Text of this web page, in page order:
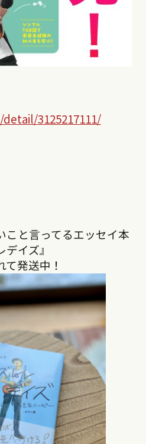
3125217111/
と言ってるエッセイ本
イズ』
発送中！